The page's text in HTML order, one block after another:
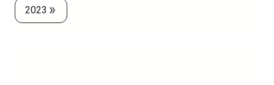
2023 double_arrow